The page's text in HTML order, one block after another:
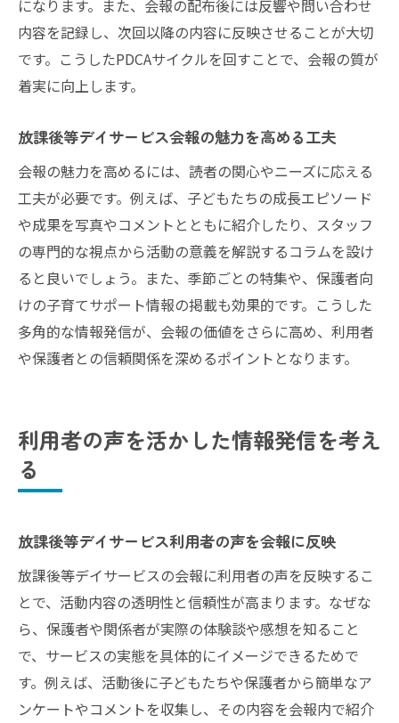
になります。また、会報の配布後には反響や問い合わせ
内容を記録し、次回以降の内容に反映させることが大切
です。こうしたPDCAサイクルを回すことで、会報の質が
着実に向上します。
放課後等デイサービス会報の魅力を高める工夫
会報の魅力を高めるには、読者の関心やニーズに応える
工夫が必要です。例えば、子どもたちの成長エピソード
や成果を写真やコメントとともに紹介したり、スタッフ
の専門的な視点から活動の意義を解説するコラムを設け
ると良いでしょう。また、季節ごとの特集や、保護者向
けの子育てサポート情報の掲載も効果的です。こうした
多角的な情報発信が、会報の価値をさらに高め、利用者
や保護者との信頼関係を深めるポイントとなります。
利用者の声を活かした情報発信を考え
る
放課後等デイサービス利用者の声を会報に反映
放課後等デイサービスの会報に利用者の声を反映するこ
とで、活動内容の透明性と信頼性が高まります。なぜな
ら、保護者や関係者が実際の体験談や感想を知ること
で、サービスの実態を具体的にイメージできるためで
す。例えば、活動後に子どもたちや保護者から簡単なア
ンケートやコメントを収集し、その内容を会報内で紹介